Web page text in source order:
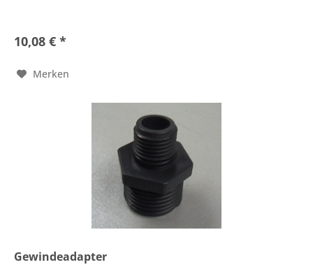
10,08 € *
Merken
Gewindeadapter